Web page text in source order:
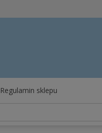
Regulamin sklepu